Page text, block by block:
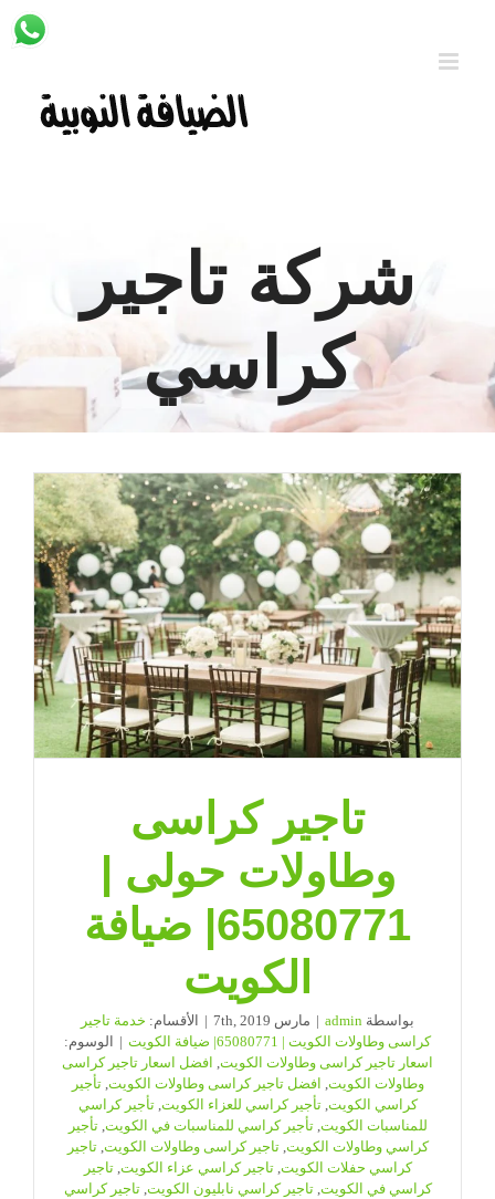
شركة تاجير
كراسي
تاجير كراسى
وطاولات حولى |
65080771| ضيافة
الكويت
بواسطة admin
| مارس 7th, 2019 | الأقسام: خدمة تاجير
كراسى وطاولات الكويت | 65080771| ضيافة الكويت
|
الوسوم:
اسعار تاجير كراسى وطاولات الكويت, افضل اسعار تاجير كراسى
وطاولات الكويت, افضل تاجير كراسى وطاولات الكويت,تأجير
كراسي الكويت,تأجير كراسي للعزاء الكويت,تأجير كراسي
للمناسبات الكويت,تأجير كراسي للمناسبات في الكويت,تأجير
كراسي وطاولات الكويت,تاجير كراسى وطاولات الكويت,تاجير
كراسي حفلات الكويت,تاجير كراسي عزاء الكويت,تاجير
كراسي في الكويت,تاجير كراسي نابليون الكويت,تاجير كراسي